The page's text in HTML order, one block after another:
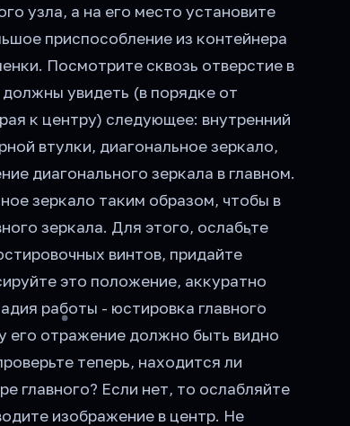
узла, а на его место установите
приспособление из контейнера
Посмотрите сквозь отверстие в
увидеть (в порядке от
к центру) следующее: внутренний
втулки, диагональное зеркало,
диагонального зеркала в главном.
зеркало таким образом, чтобы в
зеркала. Для этого, ослабьте
винтов, придайте
это положение, аккуратно
работы - юстировка главного
его отражение должно быть видно
теперь, находится ли
главного? Если нет, то ослабляйте
изображение в центр. Не